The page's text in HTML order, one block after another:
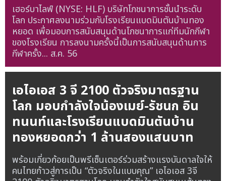
เฮอร์บาไลฟ์ (NYSE: HLF) บริษัทโภชนาการชั้นนำระดับ
โลก ประกาศลงนามร่วมกับโรงเรียนแบดมินตันบ้านทอง
หยอด เพื่อมอบการสนับสนุนด้านโภชนาการแก่ทีมนักกีฬา
ของโรงเรียน การลงนามครั้งนี้เป็นการสนับสนุนด้านการ
กีฬาครั้ง... ส.ค. 56
เอไอเอส 3 จี 2100 ตัวจริงมาตรฐาน
โลก มอบกำลังใจน้องเมย์-รัชนก อิน
ทนนท์และโรงเรียนแบดมินตันบ้าน
ทองหยอดกว่า 1 ล้านสองแสนบาท
พร้อมเกี่ยวก้อยเป็นพรีเซ็นเตอร์ร่วมสร้างแรงบันดาลใจให้
คนไทยก้าวสู่การเป็น “ตัวจริงในแบบคุณ” เอไอเอส 3จี